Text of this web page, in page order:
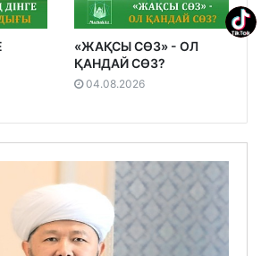
«ЖАҚСЫ СӨЗ» - ОЛ
ҚАНДАЙ СӨЗ?
04.08.2026